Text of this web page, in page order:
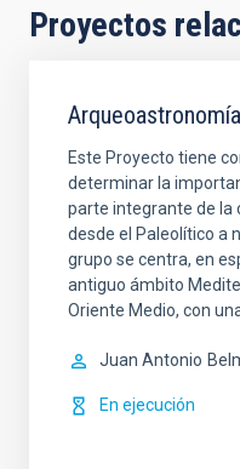
Proyectos
Arqueoastronomía
Este Proyecto tiene
determinar la
parte integrante de la
desde el Paleolítico a
grupo se centra, en
antiguo ámbito
Oriente Medio, con
Juan Antonio
En ejecución